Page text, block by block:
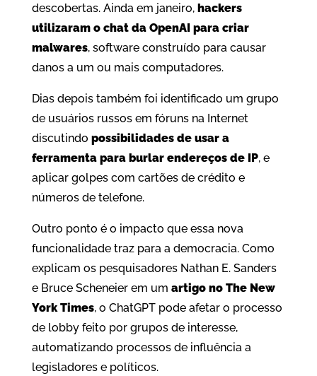
descobertas. Ainda em janeiro, hackers
utilizaram o chat da OpenAI para criar
malwares, software construído para causar
danos a um ou mais computadores.
Dias depois também foi identificado um grupo
de usuários russos em fóruns na Internet
discutindo possibilidades de usar a
ferramenta para burlar endereços de IP, e
aplicar golpes com cartões de crédito e
números de telefone.
Outro ponto é o impacto que essa nova
funcionalidade traz para a democracia. Como
explicam os pesquisadores Nathan E. Sanders
e Bruce Scheneier em um artigo no The New
York Times, o ChatGPT pode afetar o processo
de lobby feito por grupos de interesse,
automatizando processos de influência a
legisladores e políticos.